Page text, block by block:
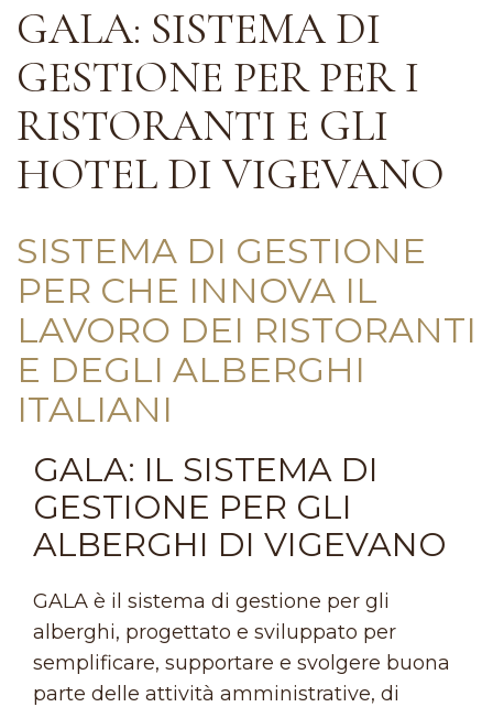
GALA: SISTEMA DI
GESTIONE PER PER I
RISTORANTI E GLI
HOTEL DI VIGEVANO
SISTEMA DI GESTIONE
PER CHE INNOVA IL
LAVORO DEI RISTORANTI
E DEGLI ALBERGHI
ITALIANI
GALA: IL SISTEMA DI
GESTIONE PER GLI
ALBERGHI DI VIGEVANO
GALA è il sistema di gestione per gli
alberghi, progettato e sviluppato per
semplificare, supportare e svolgere buona
parte delle attività amministrative, di